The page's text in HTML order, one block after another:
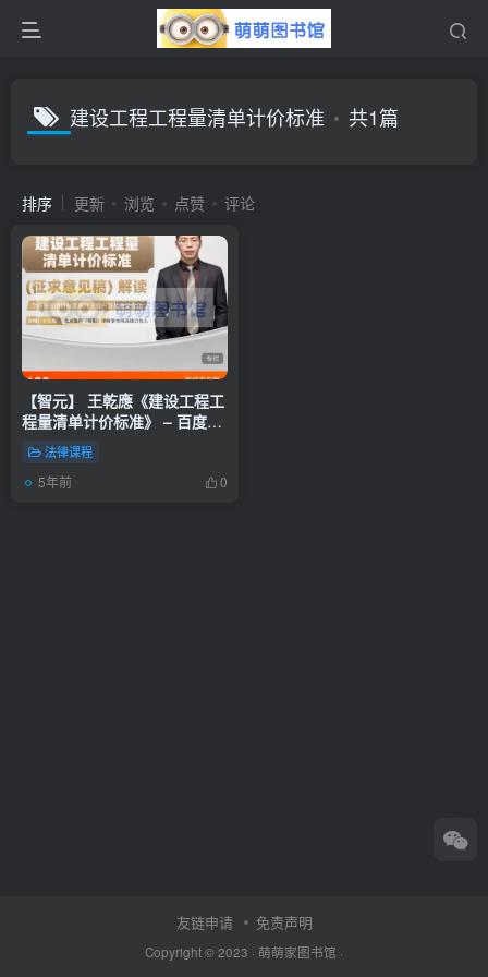
建设工程工程量清单计价标准 共1篇
排序 更新 浏览 点赞 评论
【智元】 王乾應《建设工程工
程量清单计价标准》 – 百度云
盘 – 下载
法律课程
5年前 0
友链申请 免责声明
Copyright © 2023 · 萌萌家图书馆 ·